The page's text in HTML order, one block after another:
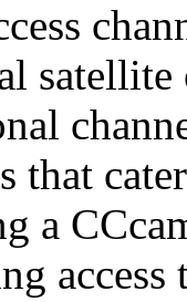
satellite
that
a
access